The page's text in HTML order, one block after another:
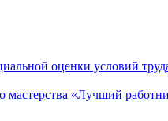
оценки условий
мастерства «Лучший